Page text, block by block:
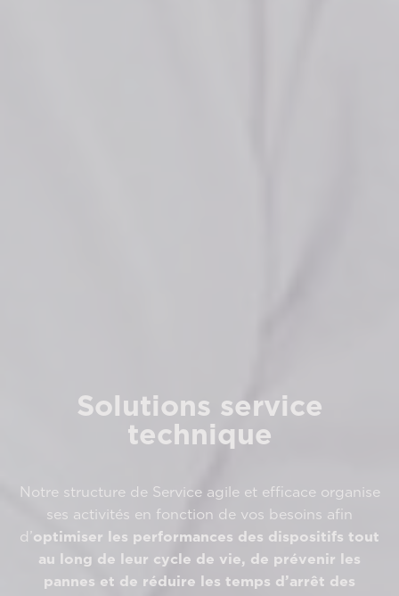
Solutions service
technique
Notre structure de Service agile et efficace organise
ses activités en fonction de vos besoins afin
d’optimiser les performances des dispositifs tout
au long de leur cycle de vie, de prévenir les
pannes et de réduire les temps d’arrêt des